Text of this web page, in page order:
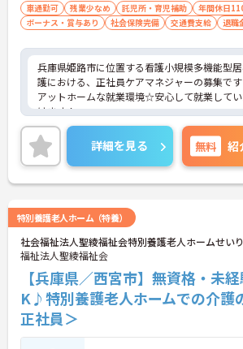
車通勤可 残業少なめ 託児所・育児補助
年間休日
ボーナス・賞与あり
社会保険完備 交通費支給 退職
兵庫県姫路市に位置する看護小規模多機能型
護における、正社員ケアマネジャーの募集です
アットホームな就業環境☆安心して就業してい
けます！
ご興味ある方には、面接対策ポイントなど、
詳細をお話しいたしますのでお気軽にご相談く
い。
詳細を見る 無料 紹
特別養護老人ホーム（特養）
社会福祉法人聖綾福祉会特別養護老人ホームせい
福祉法人聖綾福祉会
【兵庫県／西宮市】無資格・未
K♪特別養護老人ホームでの介護
正社員＞